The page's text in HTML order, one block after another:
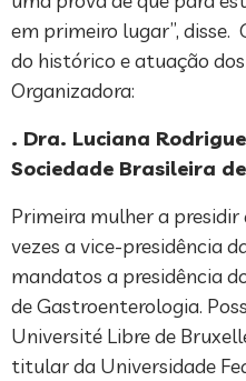
em primeiro lugar”, disse.
do histórico e atuação
Organizadora:
. Dra. Luciana
Sociedade Brasileira
Primeira mulher a presidir
vezes a vice-presidência
mandatos a presidência
de Gastroenterologia.
Université Libre de
titular da Universidade